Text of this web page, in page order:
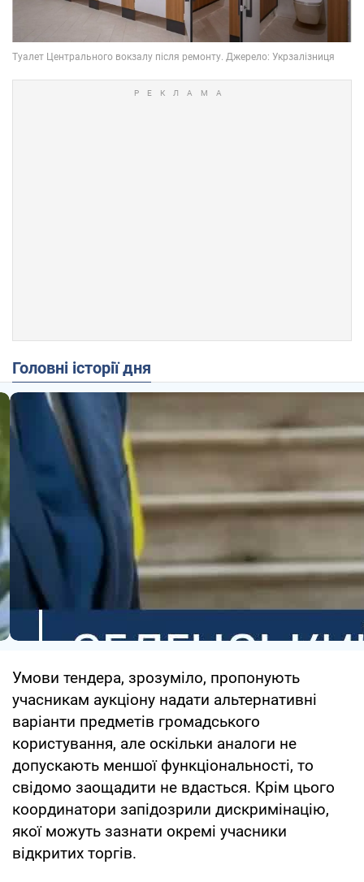
Головні історії дня
Умови тендера, зрозуміло, пропонують
учасникам аукціону надати альтернативні
варіанти предметів громадського
користування, але оскільки аналоги не
допускають меншої функціональності, то
свідомо заощадити не вдасться. Крім цього
координатори запідозрили дискримінацію,
якої можуть зазнати окремі учасники
відкритих торгів.